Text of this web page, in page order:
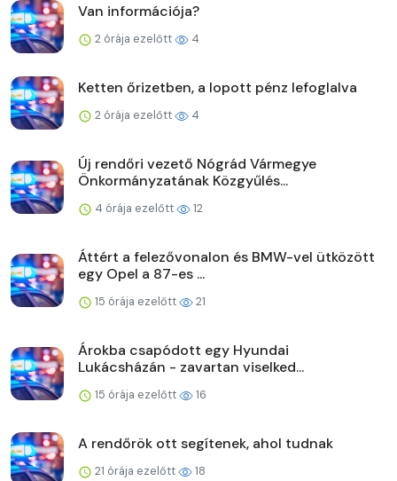
Van információja?
2 órája ezelőtt 4
Ketten őrizetben, a lopott pénz lefoglalva
2 órája ezelőtt 4
Új rendőri vezető Nógrád Vármegye
Önkormányzatának Közgyűlés...
4 órája ezelőtt 12
Áttért a felezővonalon és BMW-vel ütközött
egy Opel a 87-es ...
15 órája ezelőtt 21
Árokba csapódott egy Hyundai
Lukácsházán - zavartan viselked...
15 órája ezelőtt 16
A rendőrök ott segítenek, ahol tudnak
21 órája ezelőtt 18